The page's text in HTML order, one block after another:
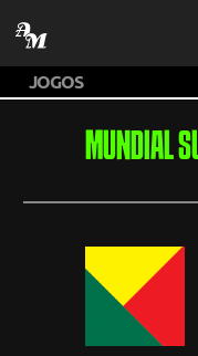
MUNDIAL